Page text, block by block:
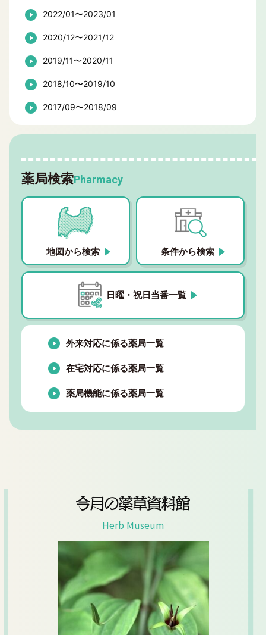
2022/01〜2023/01
2020/12〜2021/12
2019/11〜2020/11
2018/10〜2019/10
2017/09〜2018/09
薬局検索Pharmacy
地図から検索 条件から検索
日曜・祝日当番一覧
外来対応に係る薬局一覧
在宅対応に係る薬局一覧
薬局機能に係る薬局一覧
今月の薬草資料館
Herb Museum